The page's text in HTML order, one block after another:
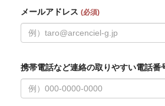
メールアドレス (必須)
携帯電話など連絡の取りやすい電話番